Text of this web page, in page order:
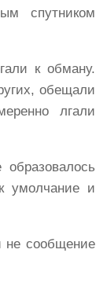
спутником
к обману.
обещали
лгали
умолчание и
не сообщение